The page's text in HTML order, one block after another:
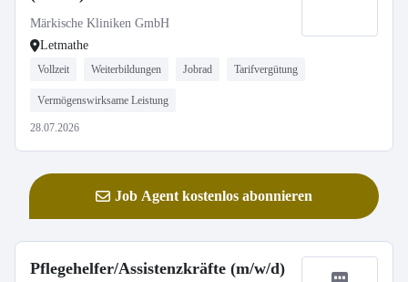
Märkische Kliniken GmbH
Letmathe
Vollzeit Weiterbildungen Jobrad Tarifvergütung
Vermögenswirksame Leistung
28.07.2026
Job Agent kostenlos abonnieren
Pflegehelfer/Assistenzkräfte (m/w/d)